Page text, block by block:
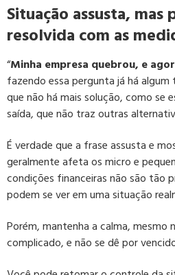
Situação assusta, mas
resolvida com as
“Minha empresa quebrou, e
fazendo essa pergunta já há
que não há mais solução, como se
saída, que não traz outras
É verdade que a frase assusta e
geralmente afeta os micro e
condições financeiras não são tão
podem se ver em uma situação
Porém, mantenha a calma, mesmo
complicado, e não se dê por